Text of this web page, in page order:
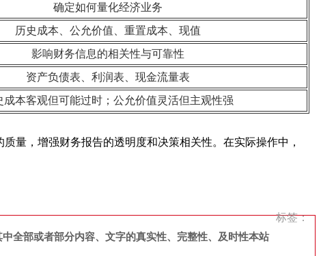
确定如何量化经济业务
历史成本、公允价值、重置成本、现值
影响财务信息的相关性与可靠性
资产负债表、利润表、现金流量表
成本客观但可能过时；公允价值灵活但主观性强
量，增强财务报告的透明度和决策相关性。在实际操作中，
标签：
全部或者部分内容、文字的真实性、完整性、及时性本站